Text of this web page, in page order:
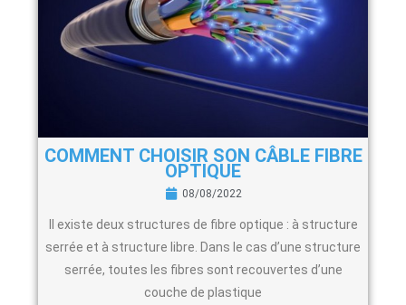
COMMENT CHOISIR SON CÂBLE FIBRE
OPTIQUE
08/08/2022
Il existe deux structures de fibre optique : à structure
serrée et à structure libre. Dans le cas d’une structure
serrée, toutes les fibres sont recouvertes d’une
couche de plastique